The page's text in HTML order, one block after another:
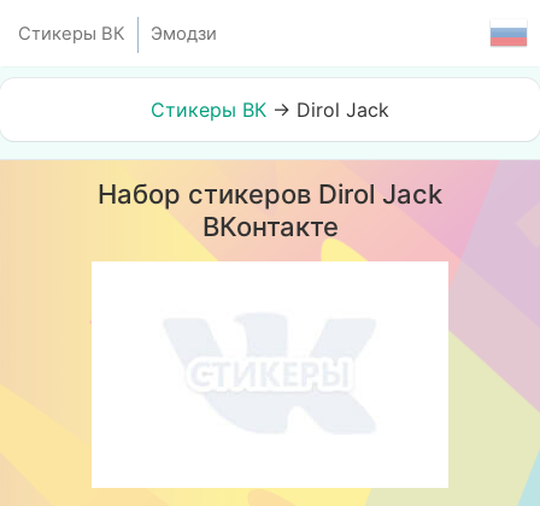
Стикеры ВК Эмодзи
Стикеры ВК → Dirol Jack
Набор стикеров Dirol Jack
ВКонтакте